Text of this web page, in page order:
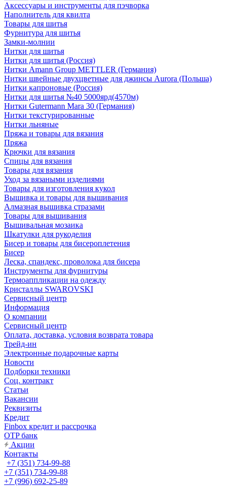
Аксессуары и инструменты для пэчворка
Наполнитель для квилта
Товары для шитья
Фурнитура для шитья
Замки-молнии
Нитки для шитья
Нитки для шитья (Россия)
Нитки Amann Group METTLER (Германия)
Нитки швейные двухцветные для джинсы Aurora (Польша)
Нитки капроновые (Россия)
Нитки для шитья №40 5000ярд(4570м)
Нитки Gutermann Mara 30 (Германия)
Нитки текстурированные
Нитки льняные
Пряжа и товары для вязания
Пряжа
Крючки для вязания
Спицы для вязания
Товары для вязания
Уход за вязаными изделиями
Товары для изготовления кукол
Вышивка и товары для вышивания
Алмазная вышивка стразами
Товары для вышивания
Вышивальная мозаика
Шкатулки для рукоделия
Бисер и товары для бисероплетения
Бисер
Леска, спандекс, проволока для бисера
Инструменты для фурнитуры
Термоаппликации на одежду
Кристаллы SWAROVSKI
Сервисный центр
Информация
О компании
Сервисный центр
Оплата, доставка, условия возврата товара
Трейд-ин
Электронные подарочные карты
Новости
Подборки техники
Соц. контракт
Статьи
Вакансии
Реквизиты
Кредит
Finbox кредит и рассрочка
OTP банк
Акции
Контакты
+7 (351) 734-99-88
+7 (351) 734-99-88
+7 (996) 692-25-89